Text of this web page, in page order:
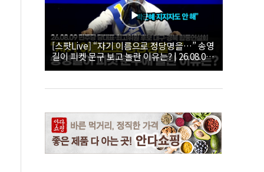
[스팟Live] “자기 이름으로 정당명을…” 송영
길이 피켓 문구 보고 놀란 이유는? | 26.08.09
더불어민주당 당대표·최고위원 후보 대구·경